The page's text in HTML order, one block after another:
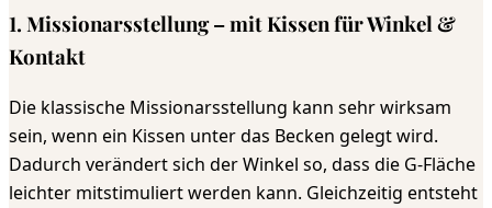
1. Missionarsstellung – mit Kissen für Winkel &
Kontakt
Die klassische Missionarsstellung kann sehr wirksam
sein, wenn ein Kissen unter das Becken gelegt wird.
Dadurch verändert sich der Winkel so, dass die G-Fläche
leichter mitstimuliert werden kann. Gleichzeitig entsteht